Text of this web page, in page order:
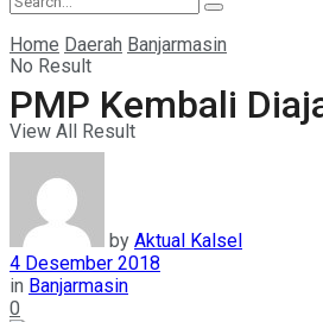
No Result
View All Result
Home Daerah Banjarmasin
PMP Kembali
by Aktual Kalsel
4 Desember 2018
in Banjarmasin
0